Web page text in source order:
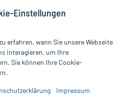
ggf. zzgl. Versandkosten
werden ausschließlich für
durch einen Arzt. Bitte
Einstellungen
erfahren, wann Sie unsere Webseite
interagieren, um Ihre
Sie können Ihre Cookie-
Impressum